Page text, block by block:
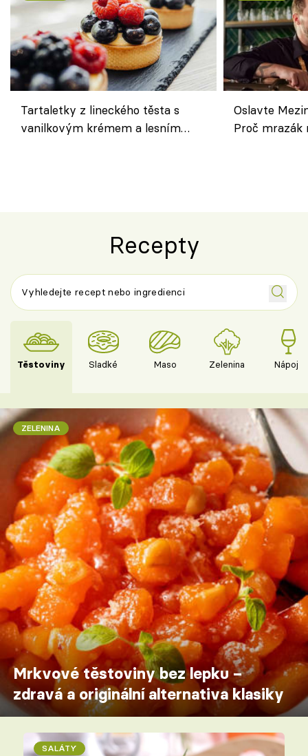
Tartaletky z lineckého těsta s
vanilkovým krémem a lesním
Oslavte
Proč
Recepty
Těstoviny Sladké Maso Zelenina Nápoje
ZELENINA
Mrkvové těstoviny bez lepku –
zdravá a originální alternativa klasiky
SALÁTY